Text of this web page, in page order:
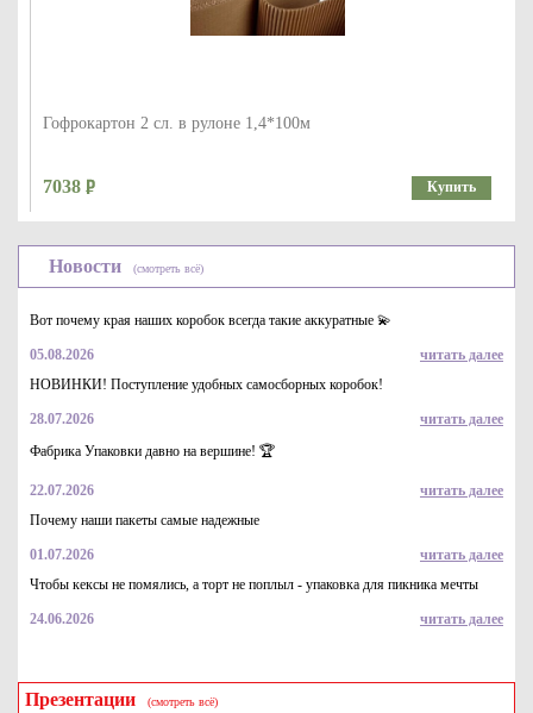
Гофрокартон 2 сл. в рулоне 1,4*100м
7038 Купить
Гофрокартон двухслойный в рулоне 1,05*100м
5172 Купить
Новости (смотреть всё)
Вот почему края наших коробок всегда такие аккуратные 💫
05.08.2026
читать далее
НОВИНКИ! Поступление удобных самосборных коробок!
28.07.2026
читать далее
Фабрика Упаковки давно на вершине! 🏆
22.07.2026
читать далее
Почему наши пакеты самые надежные
01.07.2026
читать далее
Чтобы кексы не помялись, а торт не поплыл - упаковка для пикника мечты
24.06.2026 читать далее
Презентации (смотреть всё)